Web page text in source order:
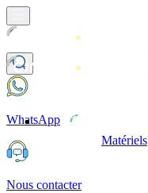
Matériels
WhatsApp
Nous contacter